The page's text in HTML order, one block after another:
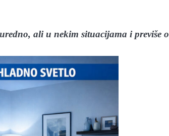
ali u nekim situacijama i previše